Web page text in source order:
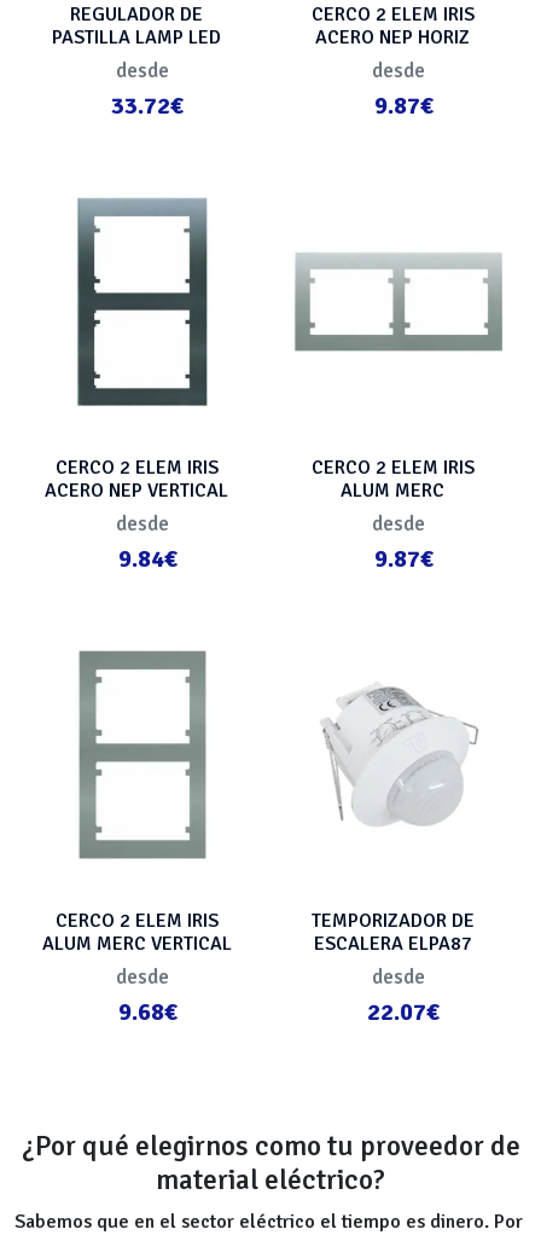
REGULADOR DE
PASTILLA LAMP LED
VARILAMP P-LED
desde
33.72€
CERCO 2 ELEM IRIS
ACERO NEP HORIZ
desde
9.87€
CERCO 2 ELEM IRIS
ACERO NEP VERTICAL
desde
9.84€
CERCO 2 ELEM IRIS
ALUM MERC
HORIZONTAL
desde
9.87€
CERCO 2 ELEM IRIS
ALUM MERC VERTICAL
desde
9.68€
TEMPORIZADOR DE
ESCALERA ELPA87
THEBEN
desde
22.07€
¿Por qué elegirnos como tu proveedor de
material eléctrico?
Sabemos que en el sector eléctrico el tiempo es dinero. Por